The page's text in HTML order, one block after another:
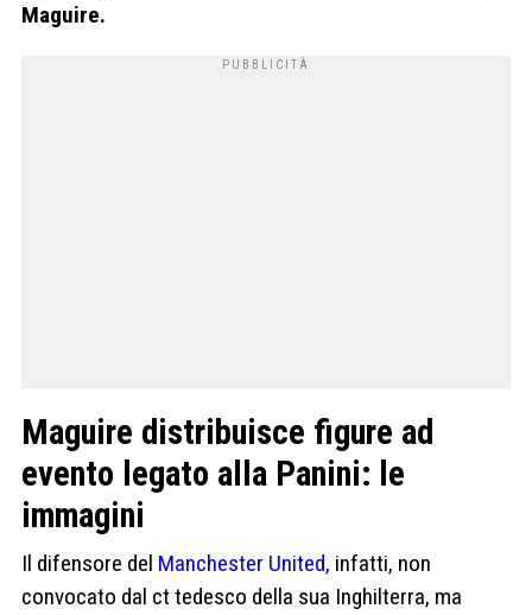
Maguire.
Maguire distribuisce figure ad
evento legato alla Panini: le
immagini
Il difensore del Manchester United, infatti, non
convocato dal ct tedesco della sua Inghilterra, ma